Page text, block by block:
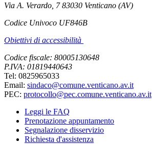
Via A. Verardo, 7 83030 Venticano (AV)
Codice Univoco UF846B
Obiettivi di accessibilità
Codice fiscale: 80005130648
P.IVA: 01819440643
Tel: 0825965033
Email: sindaco@comune.venticano.av.it
PEC: protocollo@pec.comune.venticano.av.it
Leggi le FAQ
Prenotazione appuntamento
Segnalazione disservizio
Richiesta d'assistenza